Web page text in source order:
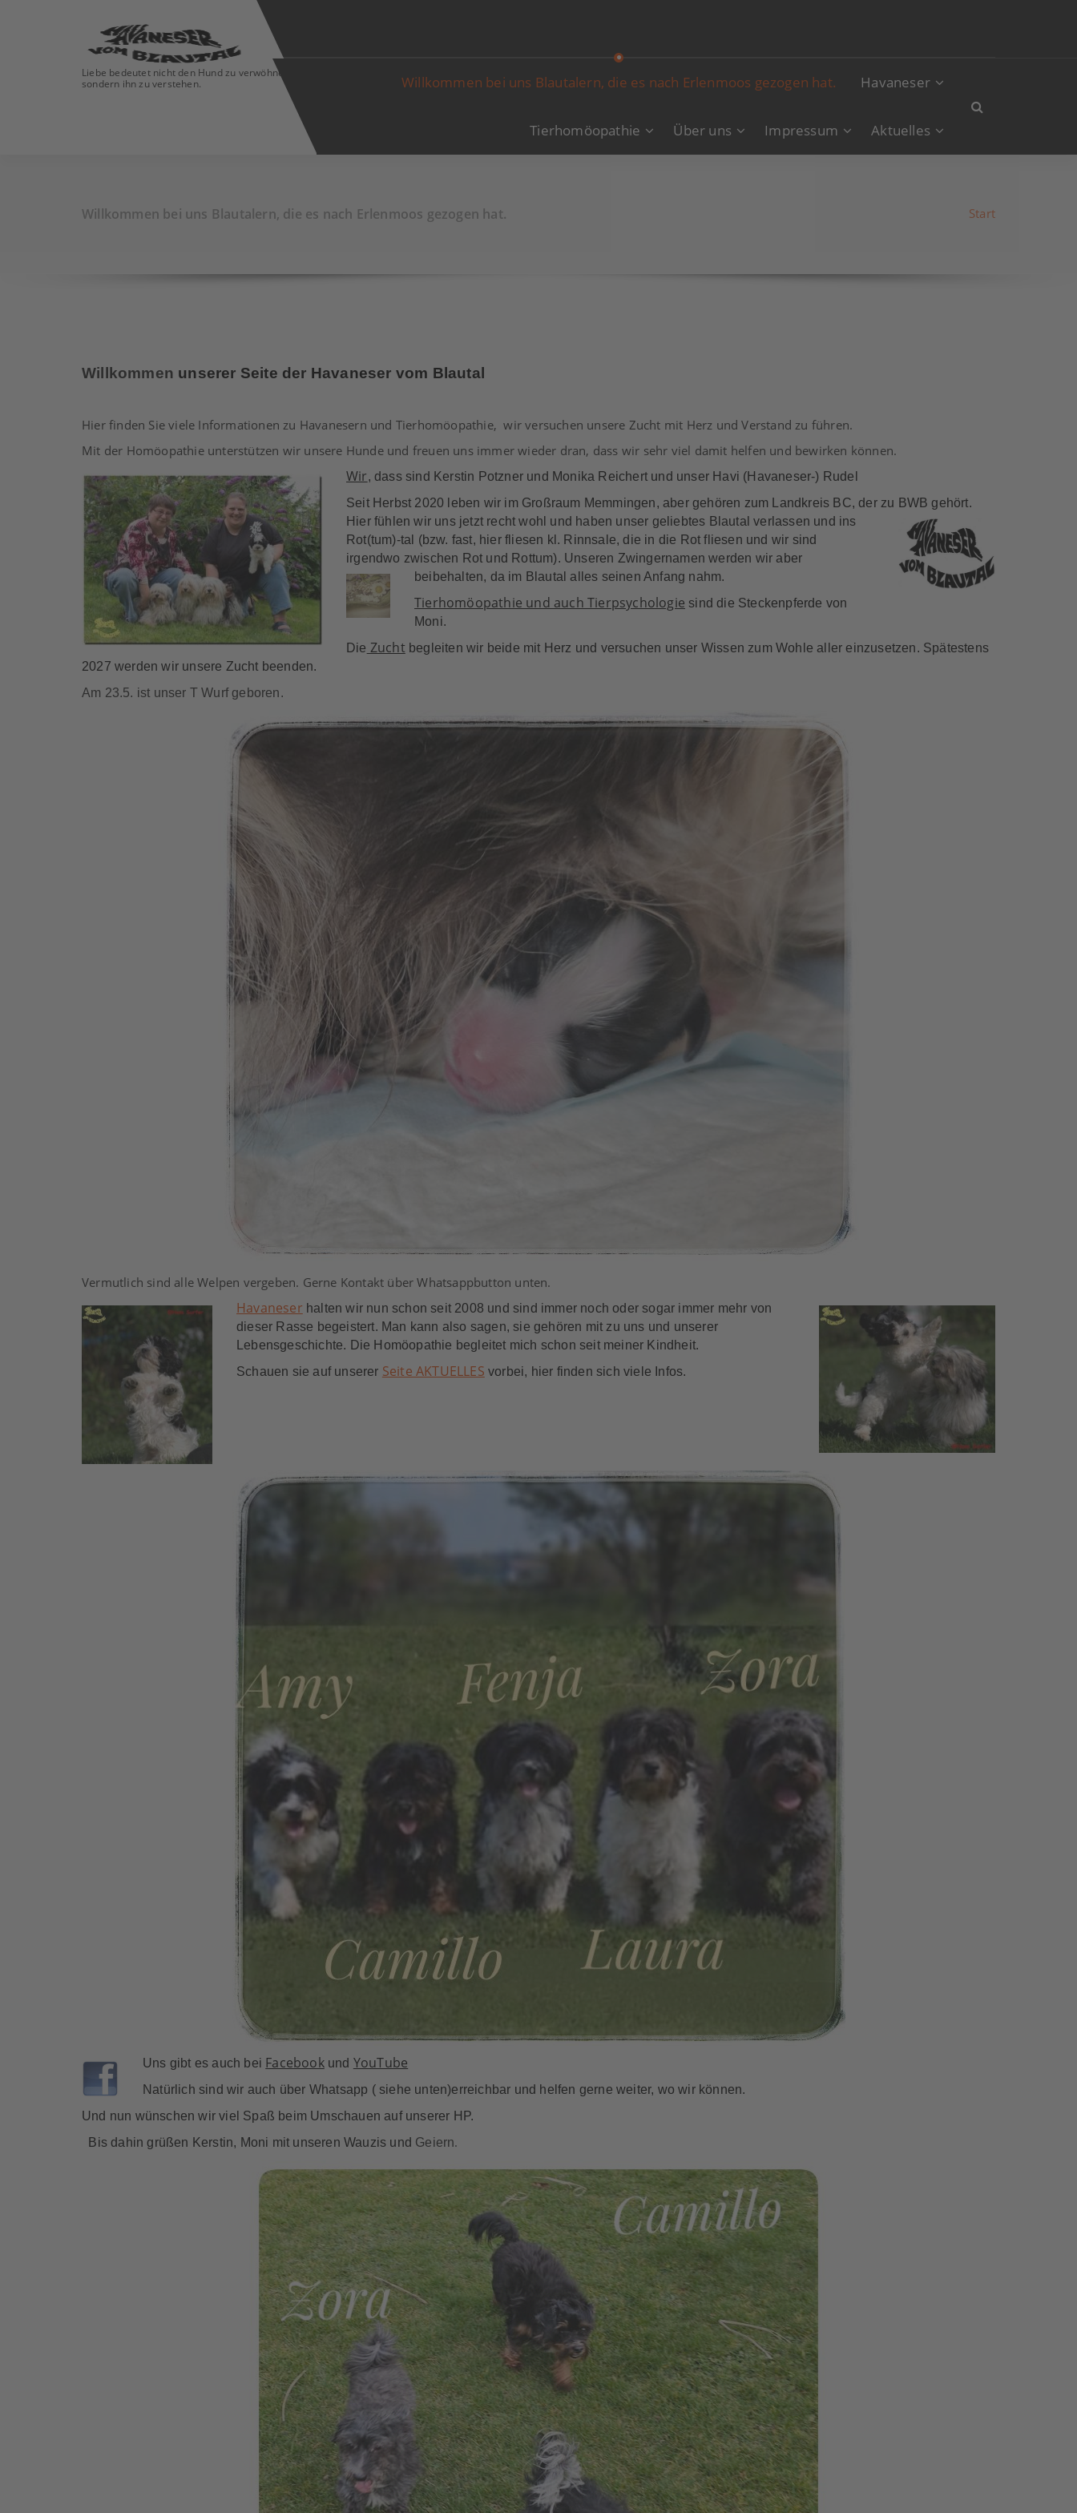
Liebe bedeutet nicht den Hund zu verwöhnen
sondern ihn zu verstehen.
Willkommen bei uns Blautalern, die es nach Erlenmoos gezogen hat. Havaneser
Tierhomöopathie Über uns Impressum Aktuelles
Willkommen bei uns Blautalern, die es nach Erlenmoos gezogen hat. Start
Willkommen unserer Seite der Havaneser vom Blautal
Hier finden Sie viele Informationen zu Havanesern und Tierhomöopathie, wir versuchen unsere Zucht mit Herz und Verstand zu führen.
Mit der Homöopathie unterstützen wir unsere Hunde und freuen uns immer wieder dran, dass wir sehr viel damit helfen und bewirken können.
Wir, dass sind Kerstin Potzner und Monika Reichert und unser Havi (Havaneser-) Rudel
Seit Herbst 2020 leben wir im Großraum Memmingen, aber gehören zum Landkreis BC, der zu BWB gehört.
Hier fühlen wir uns jetzt recht wohl und haben unser geliebtes Blautal verlassen und ins
Rot(tum)-tal (bzw. fast, hier fliesen kl. Rinnsale, die in die Rot fliesen und wir sind
irgendwo zwischen Rot und Rottum). Unseren Zwingernamen werden wir aber
beibehalten, da im Blautal alles seinen Anfang nahm.
Tierhomöopathie und auch Tierpsychologie sind die Steckenpferde von
Moni.
Die Zucht begleiten wir beide mit Herz und versuchen unser Wissen zum Wohle aller einzusetzen. Spätestens
2027 werden wir unsere Zucht beenden.
Am 23.5. ist unser T Wurf geboren.
Vermutlich sind alle Welpen vergeben. Gerne Kontakt über Whatsappbutton unten.
Havaneser halten wir nun schon seit 2008 und sind immer noch oder sogar immer mehr von
dieser Rasse begeistert. Man kann also sagen, sie gehören mit zu uns und unserer
Lebensgeschichte. Die Homöopathie begleitet mich schon seit meiner Kindheit.
Schauen sie auf unserer Seite AKTUELLES vorbei, hier finden sich viele Infos.
Uns gibt es auch bei Facebookund YouTube
Natürlich sind wir auch über Whatsapp ( siehe unten)erreichbar und helfen gerne weiter, wo wir können.
Und nun wünschen wir viel Spaß beim Umschauen auf unserer HP.
Bis dahin grüßen Kerstin, Moni mit unseren Wauzis und Geiern.